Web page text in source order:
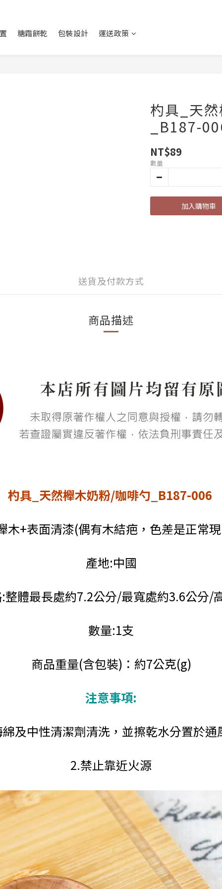
糖霜餅乾 包裝設計 運送政策
杓具_天
_B187-
NT$89
數量
加入購物車
送貨及付款方式
商品描述
杓具_天然櫸木奶粉/咖啡勺_B187-006
木+表面清漆(偶有木結疤，色差是正常
產地:中國
整體最長處約7.2公分/最寬處約3.6公分/
數量:1支
商品重量(含包裝)：約7公克(g)
注意事項:
及中性清潔劑清洗，並擦乾水分置於通
2.禁止靠近火源